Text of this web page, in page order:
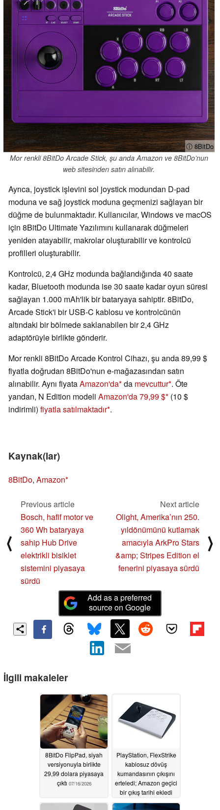
ⓘ 8BitDo
Mor renkli 8BitDo Arcade Stick, şu anda Amazon ve 8BitDo’nun
web sitesinden satın alınabilir.
Ayrıca, joystick işlevini sol joystick modundan D-pad
moduna ve sağ joystick moduna geçmenizi sağlayan bir
düğme de bulunmaktadır. Kullanıcılar, Windows ve macOS
için 8BitDo Ultimate Yazılımını kullanarak düğmeleri
yeniden atayabilir, makrolar oluşturabilir ve kontrolcü
profilleri oluşturabilir.
Kontrolcü, 2,4 GHz modunda bağlandığında 40 saate
kadar, Bluetooth modunda ise 30 saate kadar oyun süresi
sağlayan 1.000 mAh'lik bir bataryaya sahiptir. 8BitDo,
Arcade Stick'i bir USB-C kablosu ve kontrolcünün
altındaki bir bölmede saklanabilen bir 2,4 GHz
adaptörüyle birlikte gönderir.
Mor renkli 8BitDo Arcade Kontrol Cihazı, şu anda 89,99 $
fiyatla doğrudan 8BitDo'nun e-mağazasından satın
alınabilir. Aynı fiyataAmazon'da da mevcuttur . Öte
yandan, N Edition modeli Amazon'da 79,99 $ (10 $
indirimli) fiyatla satılmaktadır .
Kaynak(lar)
8BitDo, Amazon
⟨
Previous article
Bosch, hafif motor ve
360 Wh bataryaya
sahip Hub Drive
elektrikli bisiklet
sistemini piyasaya
sürdü
Next article
Olight, Amerika’nın 250.
yıldönümünü kutlamak
amacıyla ArkPro Stars
&amp; Stripes Edition el
fenerini piyasaya sürdü
⟩
Add as a preferred
source on Google
İlgili makaleler
8BitDo FlipPad, siyah
versiyonuyla birlikte
29,99 dolara piyasaya
çıktı 07/16/2026
PlayStation, FlexStrike
kablosuz dövüş
kumandasının çıkışını
erteledi; Amazon geçici
bir çıkış tarihi ekledi
07/15/2026